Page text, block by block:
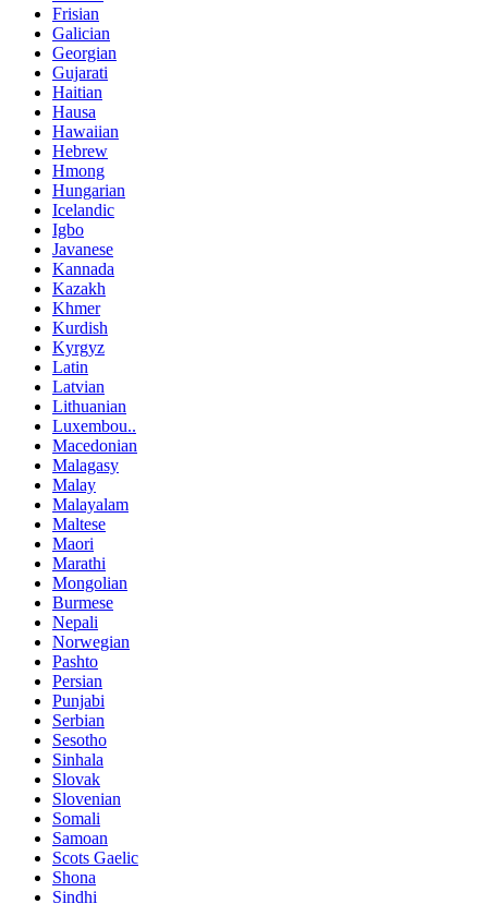
Frisian
Galician
Georgian
Gujarati
Haitian
Hausa
Hawaiian
Hebrew
Hmong
Hungarian
Icelandic
Igbo
Javanese
Kannada
Kazakh
Khmer
Kurdish
Kyrgyz
Latin
Latvian
Lithuanian
Luxembou..
Macedonian
Malagasy
Malay
Malayalam
Maltese
Maori
Marathi
Mongolian
Burmese
Nepali
Norwegian
Pashto
Persian
Punjabi
Serbian
Sesotho
Sinhala
Slovak
Slovenian
Somali
Samoan
Scots Gaelic
Shona
Sindhi